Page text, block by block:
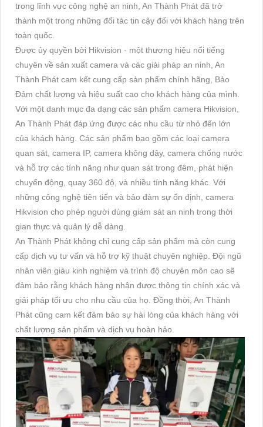
trong lĩnh vực công nghệ an ninh, An Thành Phát đã trở
thành một trong những đối tác tin cậy đối với khách hàng trên
toàn quốc.
Được ủy quyền bởi Hikvision - một thương hiệu nổi tiếng
chuyên về sản xuất camera và các giải pháp an ninh, An
Thành Phát cam kết cung cấp sản phẩm chính hãng, Bảo
Đảm chất lượng và hiệu suất cao cho khách hàng của mình.
Với một danh mục đa dạng các sản phẩm camera Hikvision,
An Thành Phát đáp ứng được các nhu cầu từ nhỏ đến lớn
của khách hàng. Các sản phẩm bao gồm các loại camera
quan sát, camera IP, camera không dây, camera chống nước
và hỗ trợ các tính năng như quan sát trong đêm, phát hiện
chuyển động, quay 360 độ, và nhiều tính năng khác. Với
những công nghệ tiên tiến và bảo đảm sự ổn định, camera
Hikvision cho phép người dùng giám sát an ninh trong thời
gian thực và quản lý dễ dàng.
An Thành Phát không chỉ cung cấp sản phẩm mà còn cung
cấp dịch vụ tư vấn và hỗ trợ kỹ thuật chuyên nghiệp. Đội ngũ
nhân viên giàu kinh nghiệm và trình độ chuyên môn cao sẽ
đảm bảo rằng khách hàng nhận được thông tin chính xác và
giải pháp tối ưu cho nhu cầu của họ. Đồng thời, An Thành
Phát cũng cam kết đảm bảo sự hài lòng của khách hàng với
chất lượng sản phẩm và dịch vụ hoàn hảo.